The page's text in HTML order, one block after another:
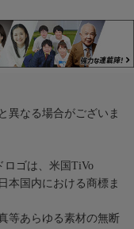
異なる場合がございま
ロゴは、米国TiVo
本国内における商標ま
等あらゆる素材の無断